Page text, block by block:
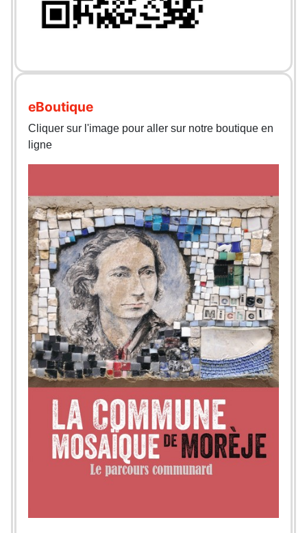
eBoutique
Cliquer sur l'image pour aller sur notre boutique en
ligne